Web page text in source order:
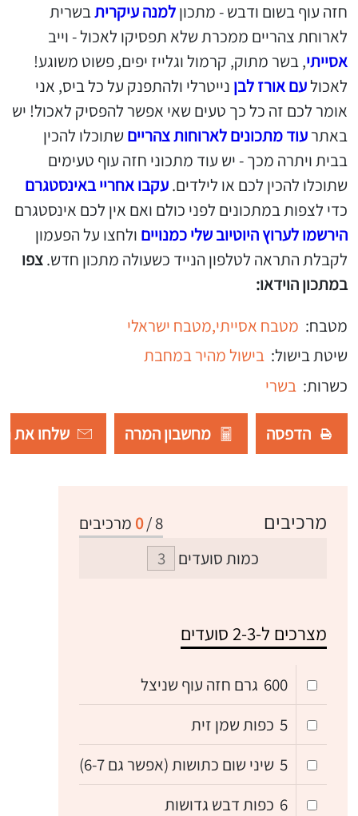
חזה עוף בשום ודבש - מתכוןלמנה עיקריתבשרית
לארוחת צהריים ממכרת שלא תפסיקו לאכול - וייב
אסייתי, בשר מתוק, קרמול וגלייז יפים, פשוט משוגע!
לאכולעם אורז לבן נייטרלי ולהתפנק על כל ביס, אני
אומר לכם זה כל כך טעים שאי אפשר להפסיק לאכול! יש
באתרעוד מתכונים לארוחות צהריים שתוכלו להכין
בבית ויתרה מכך - יש עוד מתכוני חזה עוף טעימים
שתוכלו להכין לכם או לילדים.עקבו אחריי באינסטגרם
כדי לצפות במתכונים לפני כולם ואם אין לכם אינסטגרם
הירשמו לערוץ היוטיוב שלי כמנויים ולחצו על הפעמון
לקבלת התראה לטלפון הנייד כשעולה מתכון חדש.צפו
במתכון הוידאו:
מטבח: מטבח אסייתי,מטבח ישראלי
שיטת בישול: בישול מהיר במחבת
כשרות: בשרי
הדפסה מחשבון המרה שלחו את
8
/
0 מרכיבים מרכיבים
כמות סועדים
מצרכים ל-2-3 סועדים
600 גרם חזה עוף שניצל
5 כפות שמן זית
5 שיני שום כתושות (אפשר גם 6-7)
6 כפות דבש גדושות